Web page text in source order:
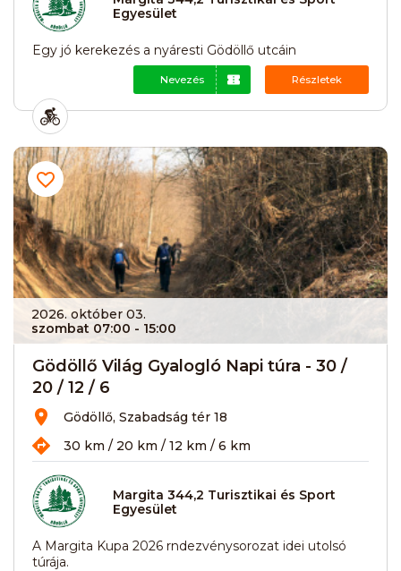
Egyesület
Egy jó kerekezés a nyáresti Gödöllő utcáin
Nevezés Részletek
2026. október 03.
szombat 07:00 - 15:00
Gödöllő Világ Gyalogló Napi túra - 30 /
20 / 12 / 6
Gödöllő, Szabadság tér 18
30 km / 20 km / 12 km / 6 km
Margita 344,2 Turisztikai és Sport
Egyesület
A Margita Kupa 2026 rndezvénysorozat idei utolsó
túrája.